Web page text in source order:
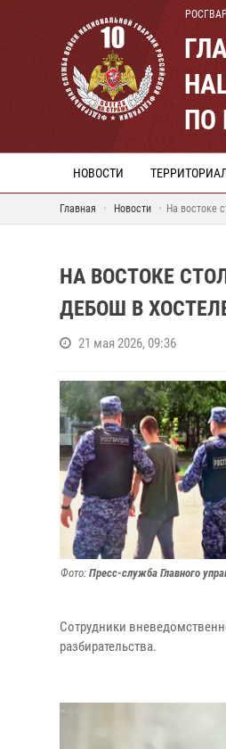
ПО
НОВОСТИ
Главная Новости На востоке
НА ВОСТОКЕ
ДЕБОШ В
21 мая 2026, 09:36
Фото: Пресс-служба Главного
Сотрудники
разбирательства.